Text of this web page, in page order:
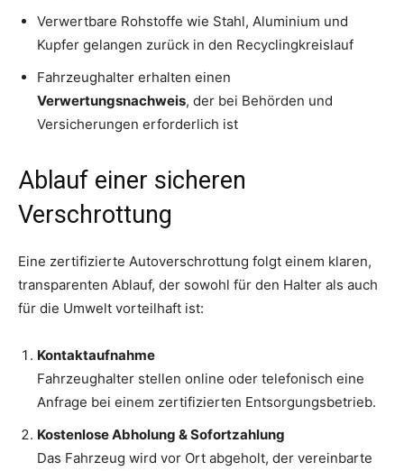
Verwertbare Rohstoffe wie Stahl, Aluminium und
Kupfer gelangen zurück in den Recyclingkreislauf
Fahrzeughalter erhalten einen
Verwertungsnachweis, der bei Behörden und
Versicherungen erforderlich ist
Ablauf einer sicheren
Verschrottung
Eine zertifizierte Autoverschrottung folgt einem klaren,
transparenten Ablauf, der sowohl für den Halter als auch
für die Umwelt vorteilhaft ist:
Kontaktaufnahme
Fahrzeughalter stellen online oder telefonisch eine
Anfrage bei einem zertifizierten Entsorgungsbetrieb.
Kostenlose Abholung & Sofortzahlung
Das Fahrzeug wird vor Ort abgeholt, der vereinbarte